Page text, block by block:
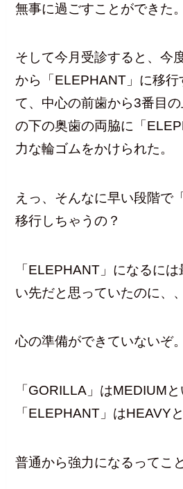
無事に過ごすことができた。
そして今月受診すると、今
から「ELEPHANT」に移行
て、中心の前歯から3番目
の下の奥歯の両脇に「
力な輪ゴムをかけられた。
えっ、そんなに早い段階で
移行しちゃうの？
「ELEPHANT」になるに
い先だと思っていたのに、、
心の準備ができていないぞ。
「GORILLA」はMEDIUM
「ELEPHANT」はHEAVY
普通から強力になるってこ